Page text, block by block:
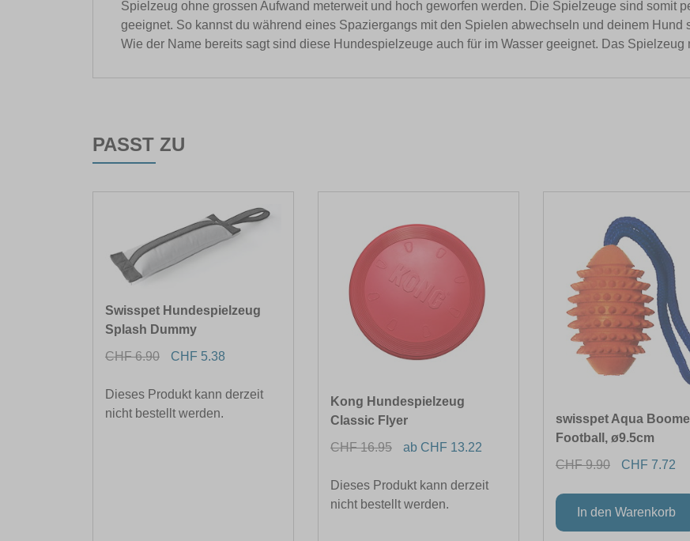
Spielzeug ohne grossen Aufwand meterweit und hoch geworfen werden. Die Spielzeuge sind somit
geeignet. So kannst du während eines Spaziergangs mit den Spielen abwechseln und deinem Hund
Wie der Name bereits sagt sind diese Hundespielzeuge auch für im Wasser geeignet. Das Spielzeug
PASST ZU
Swisspet Hundespielzeug
Splash Dummy
CHF 6.90
CHF 5.38
Dieses Produkt kann derzeit
nicht bestellt werden.
Kong Hundespielzeug
Classic Flyer
CHF 16.95
ab CHF 13.22
Dieses Produkt kann derzeit
nicht bestellt werden.
swisspet Aqua
Football, ø9.5cm
CHF 9.90
CHF 7.72